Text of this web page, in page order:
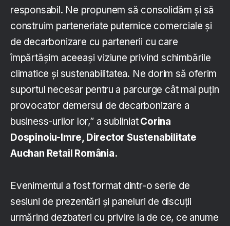
responsabil. Ne propunem să consolidăm și să
construim parteneriate puternice comerciale și
de decarbonizare cu partenerii cu care
împărtășim aceeași viziune privind schimbările
climatice și sustenabilitatea. Ne dorim să oferim
suportul necesar pentru a parcurge cât mai puțin
provocator demersul de decarbonizare a
business-urilor lor,” a subliniatCorina
Dospinoiu-Imre, Director Sustenabilitate
Auchan Retail România.
Evenimentul a fost format dintr-o serie de
sesiuni de prezentări și paneluri de discuții
urmărind dezbateri cu privire la de ce, ce anume